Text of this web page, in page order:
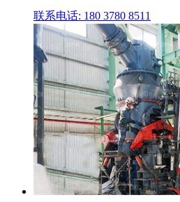
联系电话: 180 3780 8511